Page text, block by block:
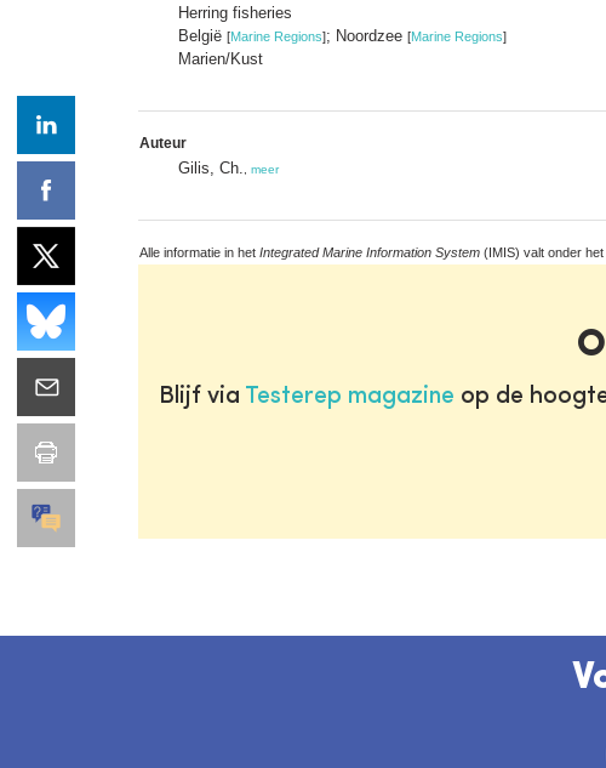
Herring fisheries
België [Marine Regions]; Noordzee [Marine Regions]
Marien/Kust
Auteur
Gilis, Ch. meer
Alle informatie in het Integrated Marine Information System (IMIS) valt onder het
Blijf via Testerep magazine op de